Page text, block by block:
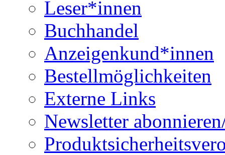
Leser*innen
Buchhandel
Anzeigenkund*innen
Bestellmöglichkeiten
Externe Links
Newsletter